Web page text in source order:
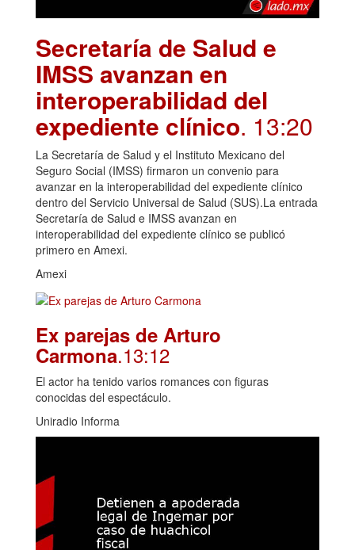
Secretaría de Salud e
IMSS avanzan en
interoperabilidad del
expediente clínico. 13:20
La Secretaría de Salud y el Instituto Mexicano del
Seguro Social (IMSS) firmaron un convenio para
avanzar en la interoperabilidad del expediente clínico
dentro del Servicio Universal de Salud (SUS).La entrada
Secretaría de Salud e IMSS avanzan en
interoperabilidad del expediente clínico se publicó
primero en Amexi.
Amexi
Ex parejas de Arturo
Carmona.13:12
El actor ha tenido varios romances con figuras
conocidas del espectáculo.
Uniradio Informa